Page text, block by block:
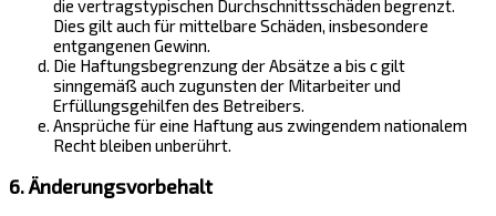
die vertragstypischen Durchschnittsschäden begrenzt.
Dies gilt auch für mittelbare Schäden, insbesondere
entgangenen Gewinn.
Die Haftungsbegrenzung der Absätze a bis c gilt
sinngemäß auch zugunsten der Mitarbeiter und
Erfüllungsgehilfen des Betreibers.
Ansprüche für eine Haftung aus zwingendem nationalem
Recht bleiben unberührt.
6. Änderungsvorbehalt